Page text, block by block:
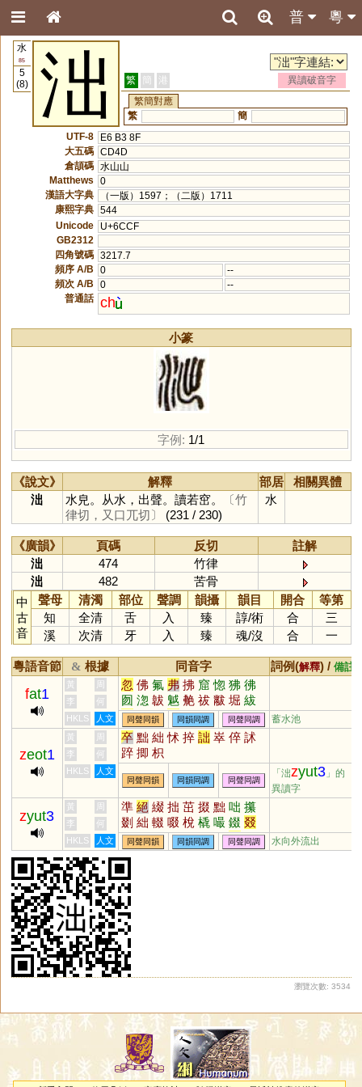
粵
普
水
85
5
(8)
泏 繁 簡 港
異讀破音字
繁簡對應
繁
簡
UTF-8
E6 B3 8F
大五碼 CD4D
倉頡碼 水山山
Matthews
0
漢語大字典
（一版）1597；（二版）1711
康熙字典 544
Unicode
U+6CCF
GB2312
四角號碼 3217.7
頻序 A/B
0
--
頻次 A/B
0
--
普通話 ch
小篆
字例: 1/1
《說文》 解釋 部居
相關異體
泏
水皃。从水，出聲。讀若窋。
〔竹
律切，又口兀切〕
(231 / 230)
水
《廣韻》 頁碼 反切
註解
泏
474
竹律
泏
482
苦骨
中
古
音
聲母 清濁 部位 聲調 韻攝 韻目 開合
等第
知
全清 舌 入 臻 諄/術 合
三
溪
次清 牙 入 臻 魂/沒 合 一
粵語音節 & 根據 同音字 詞例(解釋) / 備註
fat1
黃 周 忽 佛 氟 弗 拂 窟 惚 狒 彿
囫 淴 韍 魆 艴 祓 黻 堀 紱
巿 笏 芾 茀 胐 笰 袚 欻 綍
芴 曶 昒 帗 刜 矻 紼 窋 匢
冹 啒 柭 柫 烼 翇 圣
李
何
HKLS
人文 同聲同韻 同韻同調 同聲同調 蓄水池
zeot1
黃 周 卒 黜 絀 怵 捽 詘 崒 倅 訹
踤 揤 枳
李
何
HKLS
人文
同聲同韻 同韻同調 同聲同調
「泏zyut3 」的
異讀字
zyut3
黃 周 準 絕 綴 拙 茁 掇 黜 咄 攥
剟 絀 輟 啜 梲 橇 嘬 錣 叕
棳 蕞 蝃 毲 敪 歠 餟 毳 蕝
醊 罬 畷 腏 琡 柮 惙 窋 揝
欼
李
何
HKLS
人文 同聲同韻 同韻同調 同聲同調 水向外流出
瀏覽次數: 3534